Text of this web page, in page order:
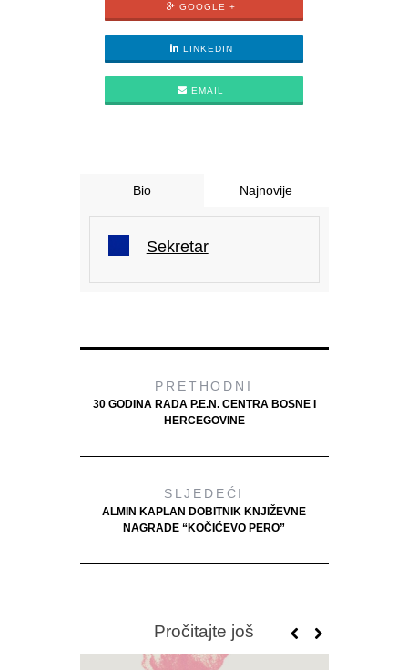
GOOGLE +
LINKEDIN
EMAIL
Bio Najnovije
Sekretar
PRETHODNI
30 GODINA RADA P.E.N. CENTRA BOSNE I
HERCEGOVINE
SLJEDEĆI
ALMIN KAPLAN DOBITNIK KNJIŽEVNE
NAGRADE “KOČIĆEVO PERO”
Pročitajte još